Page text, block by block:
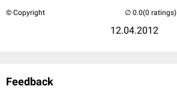
© Copyright
12.04.2012
(0 ratings)
Feedback